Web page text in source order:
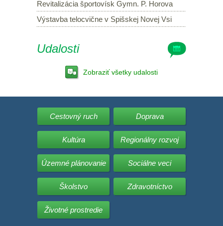
Revitalizácia športovísk Gymn. P. Horova
Výstavba telocvične v Spišskej Novej Vsi
Udalosti
Zobraziť všetky udalosti
Cestovný ruch Doprava
Kultúra Regionálny rozvoj
Územné plánovanie Sociálne veci
Školstvo Zdravotníctvo
Životné prostredie